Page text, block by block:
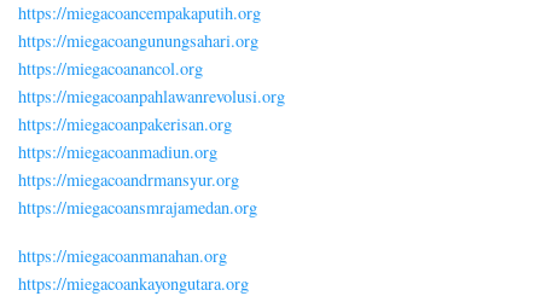
https://miegacoancempakaputih.org
https://miegacoangunungsahari.org
https://miegacoanancol.org
https://miegacoanpahlawanrevolusi.org
https://miegacoanpakerisan.org
https://miegacoanmadiun.org
https://miegacoandrmansyur.org
https://miegacoansmrajamedan.org
https://miegacoanmanahan.org
https://miegacoankayongutara.org